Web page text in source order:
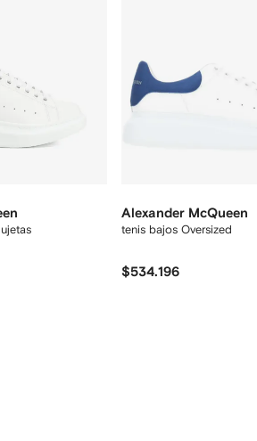
Alexander McQueen
tenis bajos Oversized
$534.196